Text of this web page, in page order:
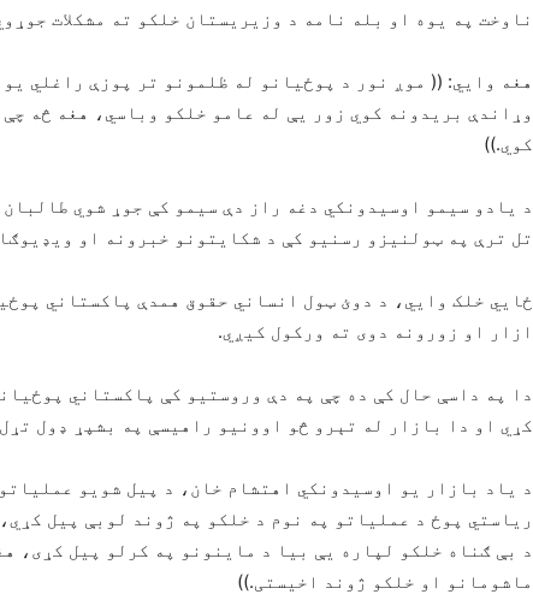
ناوخت په یوه او بله نامه د وزیریستان خلکو ته مشکلات
هغه وایي: (( موږ نور د پوځیانو له ظلمونو تر پوزې راغلي
وړاندې بریدونه کوي زور یې له عامو خلکو وباسي، هغه څه
کوي.))
د یادو سیمو اوسیدونکي دغه راز دې سیمو کې جوړ شوي
تل ترې په ټولنیزو رسنیو کې د شکایتونو خبرونه او
ځایي خلک وایي، د دوئ ټول انساني حقوق همدې پاکستاني
ازار او زورونه دوی ته ورکول کیږي.
دا په داسې حال کې ده چې په دې وروستیو کې پاکستاني
کړي او دا بازار له تېرو څو اوونیو راهیسې په بشپړ ډول
د یاد بازار یو اوسیدونکي اهتشام خان، د پیل شویو
ریاستي پوځ د عملیاتو په نوم د خلکو په ژوند لوبې پیل
د بې ګناه خلکو لپاره یې بیا د ماینونو په کرلو پیل کړی،
ماشومانو او خلکو ژوند اخیستی.))